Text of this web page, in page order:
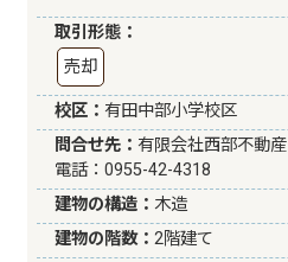
取引形態：
売却
校区： 有田中部小学校区
問合せ先： 有限会社西部不動産
電話：0955-42-4318
建物の構造： 木造
建物の階数：2階建て